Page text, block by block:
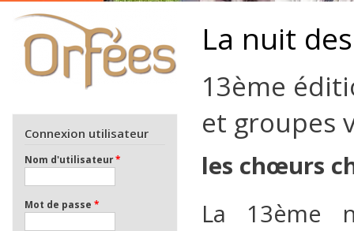
Connexion utilisateur
Nom d'utilisateur*
Mot de passe *
La nuit
13ème
et groupes
les chœurs
La 13ème